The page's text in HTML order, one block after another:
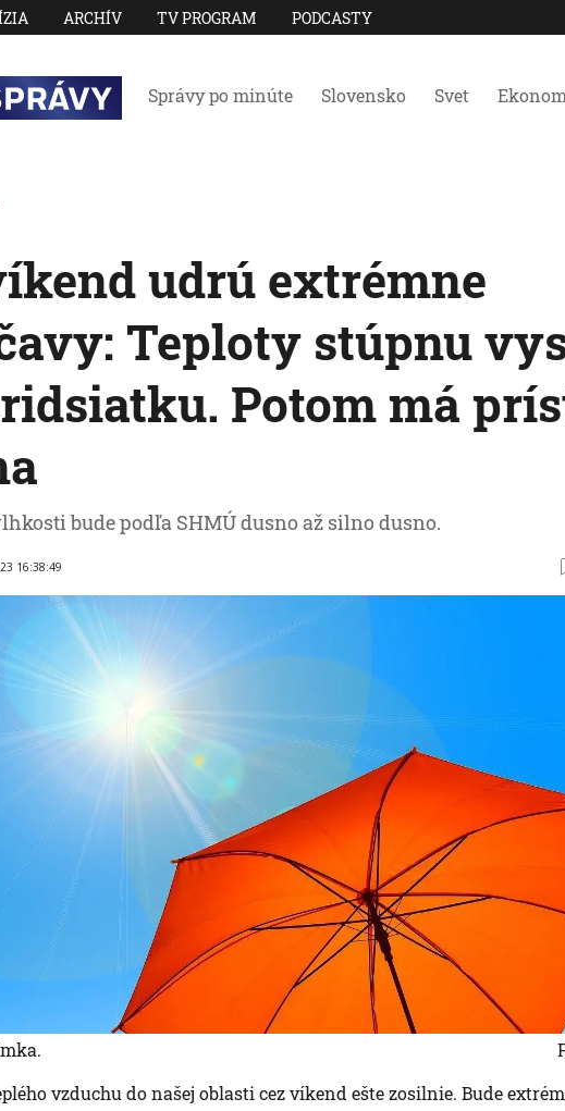
ARCHÍV TV PROGRAM PODCASTY
Správy po minúte Slovensko Svet
udrú extrémne
Teploty stúpnu
Potom má
bude podľa SHMÚ dusno až silno dusno.
16:38:49
vzduchu do našej oblasti cez víkend ešte zosilnie. Bude